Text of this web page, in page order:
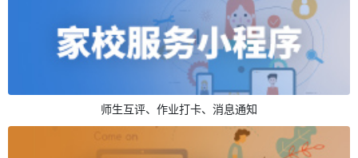
师生互评、作业打卡、消息通知